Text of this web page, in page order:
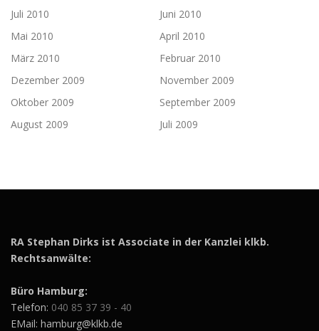
Juli 2010
Juni 2010
Mai 2010
April 2010
März 2010
Februar 2010
Dezember 2009
November 2009
Oktober 2009
September 2009
August 2009
Juli 2009
RA Stephan Dirks ist Associate in der Kanzlei klkb.
Rechtsanwälte:
Büro Hamburg:
Telefon: 040 85 37 39 - 40
EMail: hamburg@klkb.de